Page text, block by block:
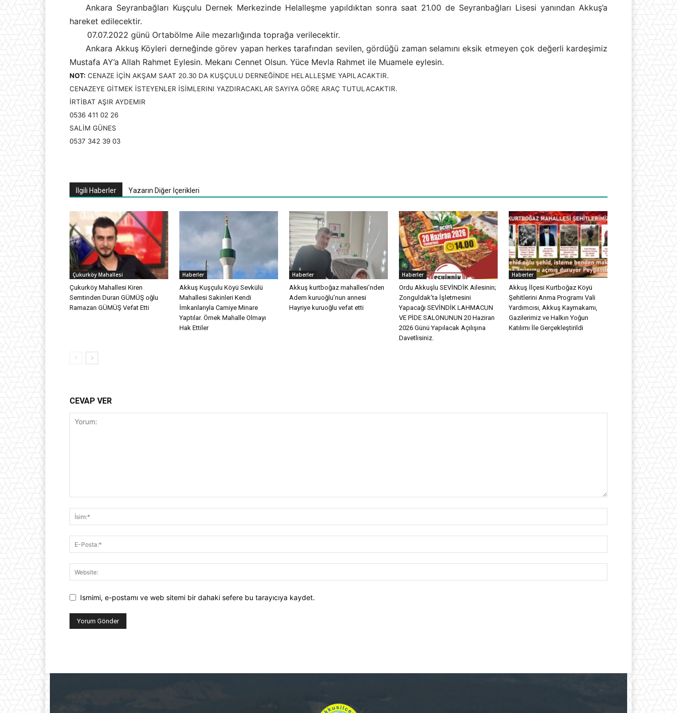
Ankara Seyranbağları Kuşçulu Dernek Merkezinde Helalleşme yapıldıktan sonra saat 21.00 de Seyranbağları Lisesi yanından Akkuş’a
hareket edilecektir.
07.07.2022 günü Ortabölme Aile mezarlığında toprağa verilecektir.
Ankara Akkuş Köyleri derneğinde görev yapan herkes tarafından sevilen, gördüğü zaman selamını eksik etmeyen çok değerli kardeşimiz
Mustafa AY’a Allah Rahmet Eylesin. Mekanı Cennet Olsun. Yüce Mevla Rahmet ile Muamele eylesin.
NOT: CENAZE İÇİN AKŞAM SAAT 20.30 DA KUŞÇULU DERNEĞİNDE HELALLEŞME YAPILACAKTIR.
CENAZEYE GİTMEK İSTEYENLER İSİMLERINI YAZDIRACAKLAR SAYIYA GÖRE ARAÇ TUTULACAKTIR.
İRTİBAT AŞIR AYDEMIR
0536 411 02 26
SALİM GÜNES
0537 342 39 03
İlgili Haberler Yazarın Diğer İçerikleri
Çukurköy Mahallesi
Çukurköy Mahallesi Kiren
Semtinden Duran GÜMÜŞ oğlu
Ramazan GÜMÜŞ Vefat Etti
Haberler
Akkuş Kuşçulu Köyü Sevkülü
Mahallesi Sakinleri Kendi
İmkanlarıyla Camiye Minare
Yaptılar. Örnek Mahalle Olmayı
Hak Ettiler
Haberler
Akkuş kurtboğaz mahallesi’nden
Adem kuruoğlu’nun annesi
Hayriye kuruoğlu vefat etti
Haberler
Ordu Akkuşlu SEVİNDİK Ailesinin;
Zonguldak’ta İşletmesini
Yapacağı SEVİNDİK LAHMACUN
VE PİDE SALONUNUN 20 Haziran
2026 Günü Yapılacak Açılışına
Davetlisiniz.
Haberler
Akkuş İlçesi Kurtboğaz Köyü
Şehitlerini Anma Programı Vali
Yardımcısı, Akkuş Kaymakamı,
Gazilerimiz ve Halkın Yoğun
Katılımı İle Gerçekleştirildi
CEVAP VER
Ismimi, e-postamı ve web sitemi bir dahaki sefere bu tarayıcıya kaydet.